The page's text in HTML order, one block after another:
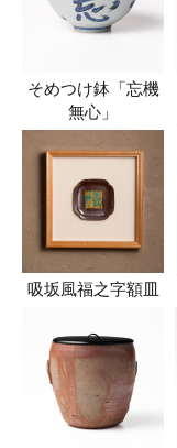
そめつけ鉢「忘機
無心」
吸坂風福之字額皿